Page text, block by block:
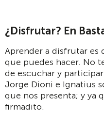
¿Disfrutar? En
Aprender a disfrutar es
que puedes hacer. No
de escuchar y
Jorge Dioni e Ignatius
que nos presenta; y ya
firmadito.